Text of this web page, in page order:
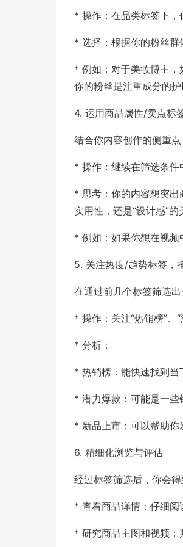
* 操作：在品类标签下，
* 选择：根据你的粉丝群
* 例如：对于美妆博主，
你的粉丝是注重成分的护
4. 运用商品属性/卖点标
结合你内容创作的侧重
* 操作：继续在筛选条件
* 思考：你的内容想突出
实用性，还是“设计感”的
* 例如：如果你想在视频
5. 关注热度/趋势标签，
在通过前几个标签筛选
* 操作：关注“热销榜”、“
* 分析：
* 热销榜：能快速找到当
* 潜力爆款：可能是一些
* 新品上市：可以帮助你
6. 精细化浏览与评估
经过标签筛选后，你会
* 查看商品详情：仔细阅
* 研究商品主图和视频：